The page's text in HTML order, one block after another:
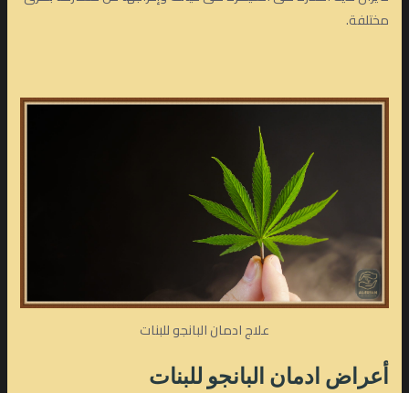
مختلفة.
علاج ادمان البانجو للبنات
أعراض ادمان البانجو للبنات